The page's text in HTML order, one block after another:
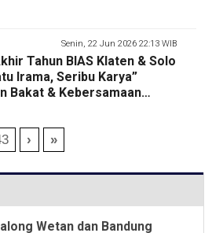
Senin, 22 Jun 2026 22:13 WIB
Tahun BIAS Klaten & Solo
Irama, Seribu Karya”
Bakat & Kebersamaan
› »
Wetan dan Bandung